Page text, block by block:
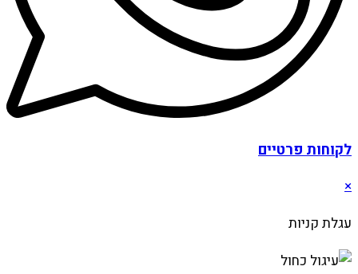
לקוחות פרטיים
×
עגלת קניות